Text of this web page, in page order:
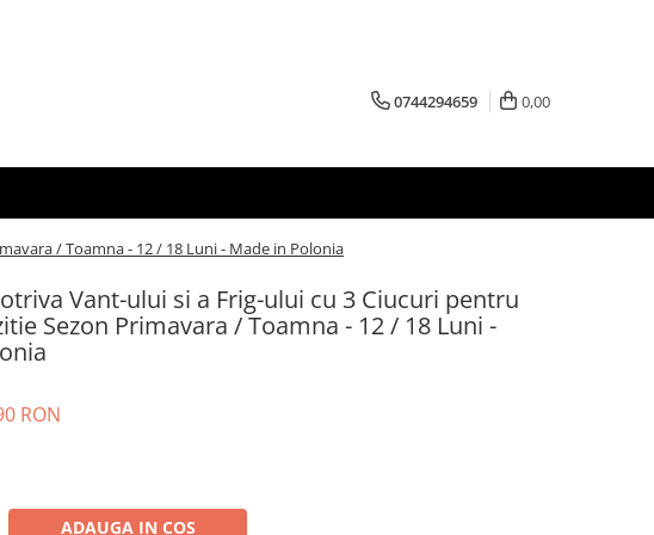
0744294659 0,00
/ Toamna - 12 / 18 Luni - Made in Polonia
Vant-ului si a Frig-ului cu 3 Ciucuri pentru
Sezon Primavara / Toamna - 12 / 18 Luni -
RON
ADAUGA IN COS